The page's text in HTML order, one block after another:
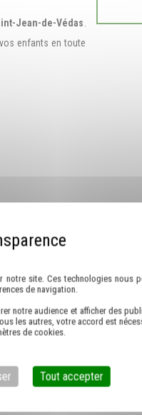
Jean-de-Védas
enfants en toute
Nous proposons
site. Ces technologies nous
de navigation.
notre audience et afficher des
les autres, votre accord est
de cookies.
Tout accepter